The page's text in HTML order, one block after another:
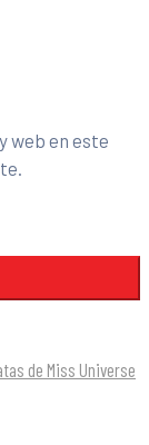
web en este
de Miss Universe